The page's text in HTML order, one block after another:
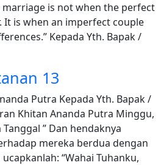
is not when the perfect
It is when an imperfect couple
Kepada Yth. Bapak /
13
Putra Kepada Yth. Bapak /
Khitan Ananda Putra Minggu,
” Dan hendaknya
mereka berdua dengan
“Wahai Tuhanku,